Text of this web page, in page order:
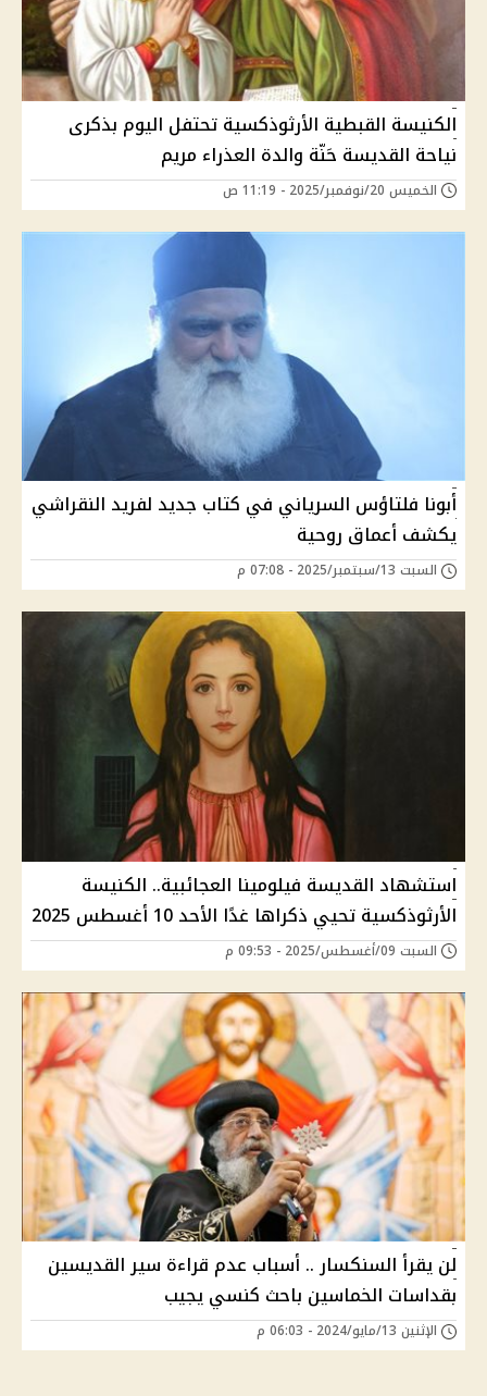
الكنيسة القبطية الأرثوذكسية تحتفل اليوم بذكرى
نياحة القديسة حَنّة والدة العذراء مريم
الخميس 20/نوفمبر/2025 - 11:19 ص
أبونا فلتاؤس السرياني في كتاب جديد لفريد النقراشي
يكشف أعماق روحية
السبت 13/سبتمبر/2025 - 07:08 م
استشهاد القديسة فيلومينا العجائبية.. الكنيسة
الأرثوذكسية تحيي ذكراها غدًا الأحد 10 أغسطس 2025
السبت 09/أغسطس/2025 - 09:53 م
لن يقرأ السنكسار .. أسباب عدم قراءة سير القديسين
بقداسات الخماسين باحث كنسي يجيب
الإثنين 13/مايو/2024 - 06:03 م